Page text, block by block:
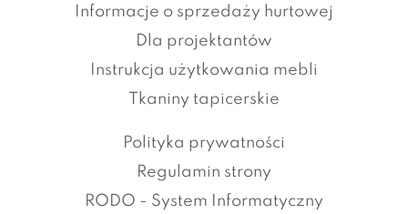
Informacje o sprzedaży hurtowej
Dla projektantów
Instrukcja użytkowania mebli
Tkaniny tapicerskie
Polityka prywatności
Regulamin strony
RODO - System Informatyczny